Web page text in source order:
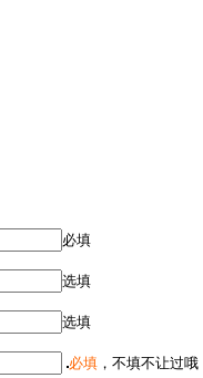
必填
选填
选填
必填 ，不填不让过